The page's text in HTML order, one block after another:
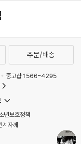
주문/배송
중고샵 1566-4295
년보호정책
계자께